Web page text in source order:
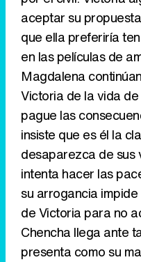
aceptar su
que ella preferiría
en las películas de
Magdalena
Victoria de la vida
pague las
insiste que es él la
desaparezca de sus
intenta hacer las
su arrogancia
de Victoria para no
Chencha llega ante
presenta como su